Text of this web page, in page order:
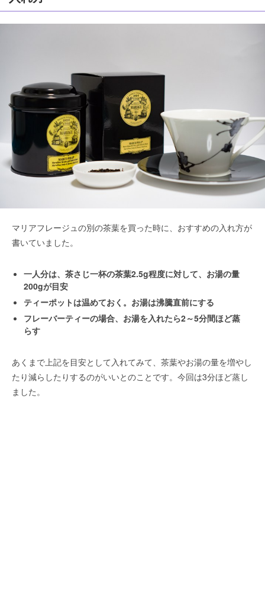
マリアフレージュの別の茶葉を買った時に、おすすめの入れ方が
書いていました。
一人分は、茶さじ一杯の茶葉2.5g程度に対して、お湯の量
200gが目安
ティーポットは温めておく。お湯は沸騰直前にする
フレーバーティーの場合、お湯を入れたら2～5分間ほど蒸
らす
あくまで上記を目安として入れてみて、茶葉やお湯の量を増やし
たり減らしたりするのがいいとのことです。今回は3分ほど蒸し
ました。